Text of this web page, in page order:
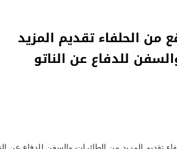
من الحلفاء تقديم المزيد
للدفاع عن الناتو